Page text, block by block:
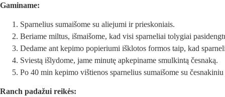
Gaminame:
Sparnelius sumaišome su aliejumi ir prieskoniais.
Beriame miltus, išmaišome, kad visi sparneliai tolygiai
Dedame ant kepimo popieriumi išklotos formos taip, kad
Sviestą išlydome, jame minutę apkepiname smulkintą česnaką.
Po 40 min kepimo vištienos sparnelius sumaišome su
Ranch padažui reikės: